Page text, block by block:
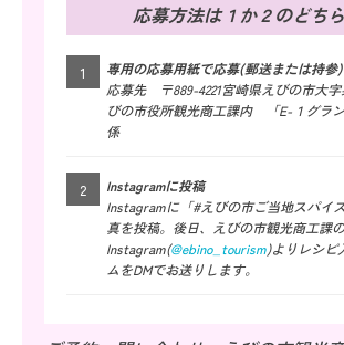
応募方法は１か２のどち
専用の応募用紙で応募(郵送または持参)
応募先 〒889-4221宮崎県えびの市大
びの市役所観光商工課内 「E-１グラ
係
Instagramに投稿
Instagramに「#えびの市ご当地スパイ
真を投稿。後日、えびの市観光商工課
Instagram(@ebino_tourism)よりレシピ
ムをDMでお送りします。